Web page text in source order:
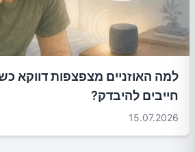
למה האוזניים מצפצפות דווקא
חייבים להיבדק?
15.07.2026